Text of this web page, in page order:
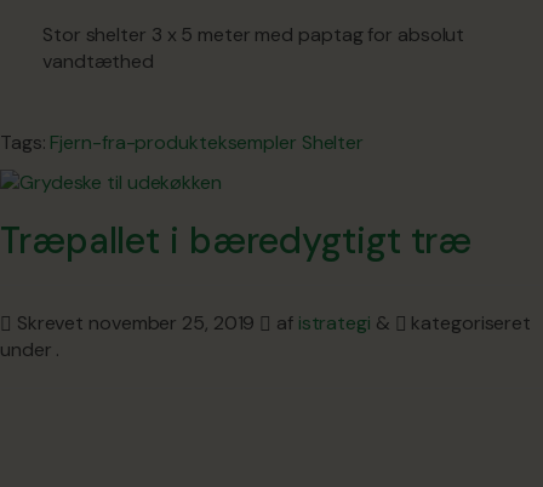
Stor shelter 3 x 5 meter med paptag for absolut
vandtæthed
Tags: Fjern-fra-produkteksempler Shelter
Træpallet i bæredygtigt træ
Skrevet november 25, 2019 af istrategi &
kategoriseret
under .